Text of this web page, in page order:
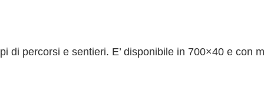
di percorsi e sentieri. E’ disponibile in 700×40 e con